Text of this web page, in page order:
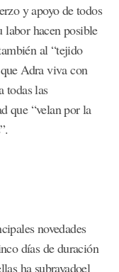
y apoyo de todos
labor hacen posible
al “tejido
Adra viva con
todas las
que “velan por la
novedades
días de duración
ha subrayadoel